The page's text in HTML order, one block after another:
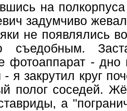
на
задумчиво
не появлялись
съедобным.
фотоаппарат -
я закрутил круг
полог соседей.
а